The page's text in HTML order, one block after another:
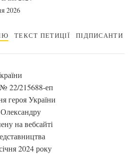
2026
ТЕКСТ ПЕТИЦІЇ ПІДПИСАНТИ
22/215688-еп
героя України
на вебсайті
2024 року